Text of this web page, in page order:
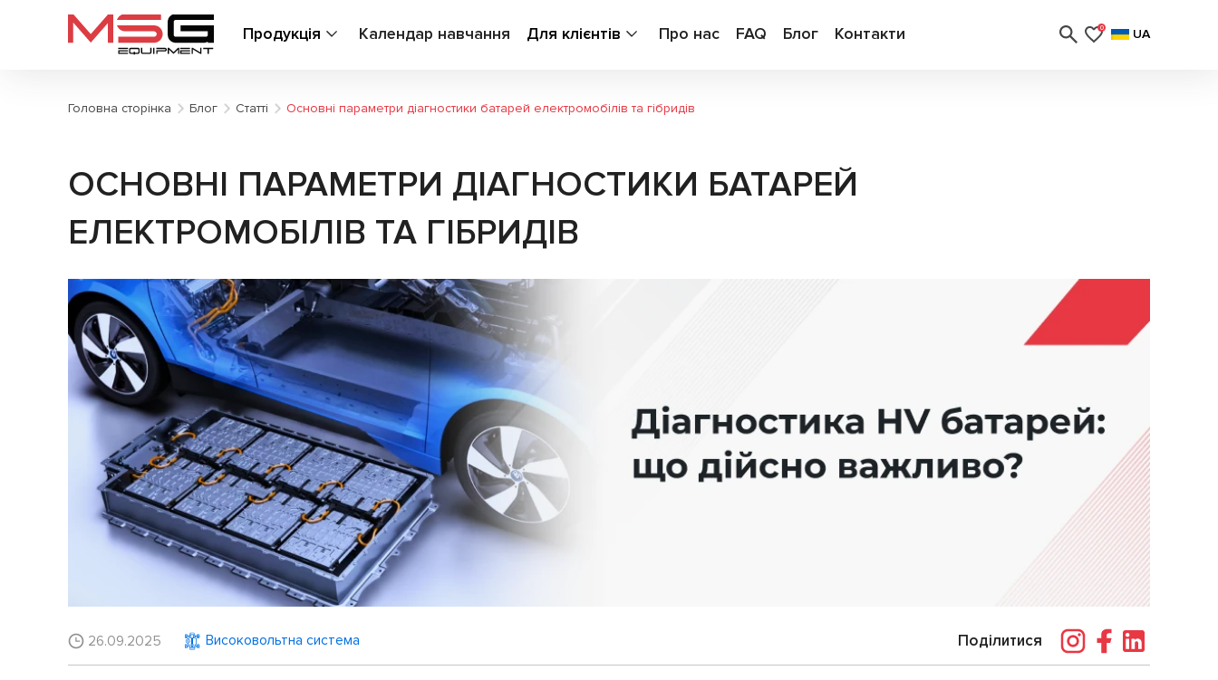
Продукція Календар навчання Для клієнтів Про нас FAQ Блог Контакти 0 UA
Головна сторінка Блог Статті Основні параметри діагностики батарей електромобілів та гібридів
ОСНОВНІ ПАРАМЕТРИ ДІАГНОСТИКИ БАТАРЕЙ
ЕЛЕКТРОМОБІЛІВ ТА ГІБРИДІВ
26.09.2025 Високовольтна система Поділитися